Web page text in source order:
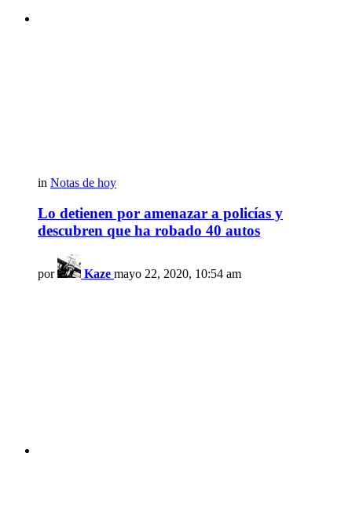
in Notas de hoy
Lo detienen por amenazar a policías y
descubren que ha robado 40 autos
por Kaze mayo 22, 2020, 10:54 am